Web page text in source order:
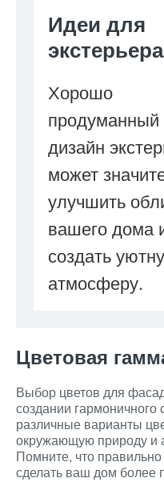
Идеи для
экстерьера
Хорошо
продуманный
дизайн
может
улучшить
вашего дома
создать
атмосферу.
Цветовая
Выбор цветов для
создании гармоничного
различные варианты
окружающую природу и
Помните, что
сделать ваш дом более